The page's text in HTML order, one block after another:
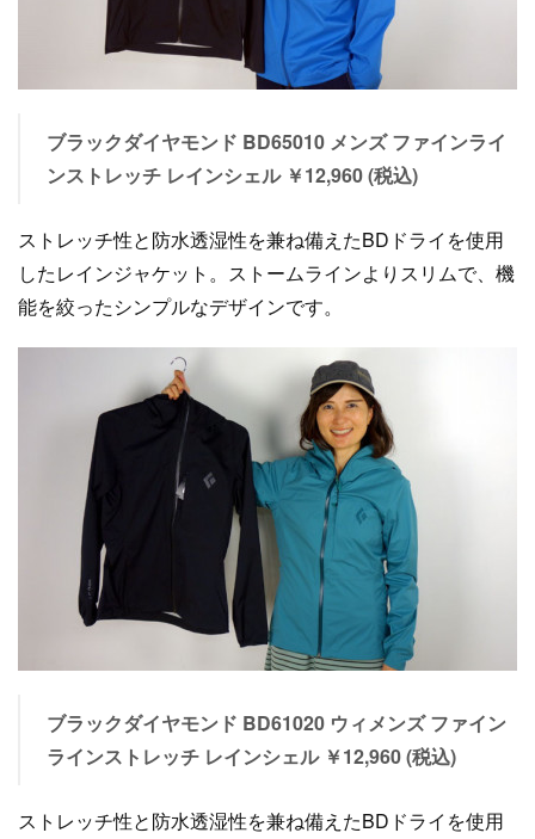
ブラックダイヤモンド BD65010 メンズ ファインライ
ンストレッチ レインシェル ￥12,960 (税込)
ストレッチ性と防水透湿性を兼ね備えたBDドライを使用
したレインジャケット。ストームラインよりスリムで、機
能を絞ったシンプルなデザインです。
ブラックダイヤモンド BD61020 ウィメンズ ファイン
ラインストレッチ レインシェル ￥12,960 (税込)
ストレッチ性と防水透湿性を兼ね備えたBDドライを使用